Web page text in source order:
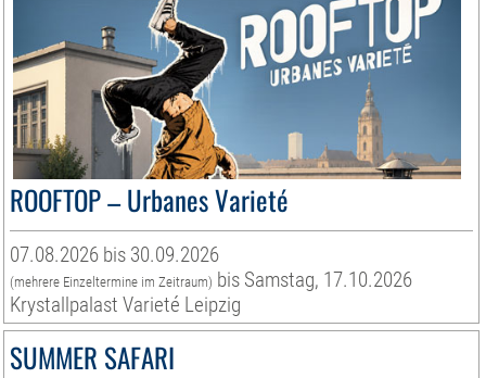
ROOFTOP – Urbanes Varieté
07.08.2026 bis 30.09.2026
(mehrere Einzeltermine im Zeitraum) bis Samstag, 17.10.2026
Krystallpalast Varieté Leipzig
SUMMER SAFARI